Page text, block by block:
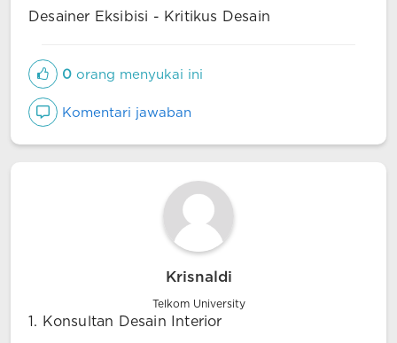
Desainer Eksibisi - Kritikus Desain
0 orang menyukai ini
Komentari jawaban
Krisnaldi
Telkom University
1. Konsultan Desain Interior